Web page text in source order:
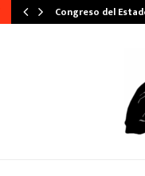
Congreso del